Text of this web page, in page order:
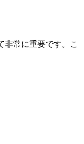
非常に重要です。こ